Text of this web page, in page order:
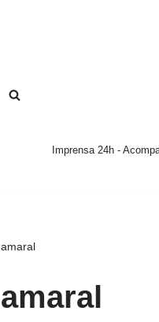
Imprensa 24h -
amaral
amaral